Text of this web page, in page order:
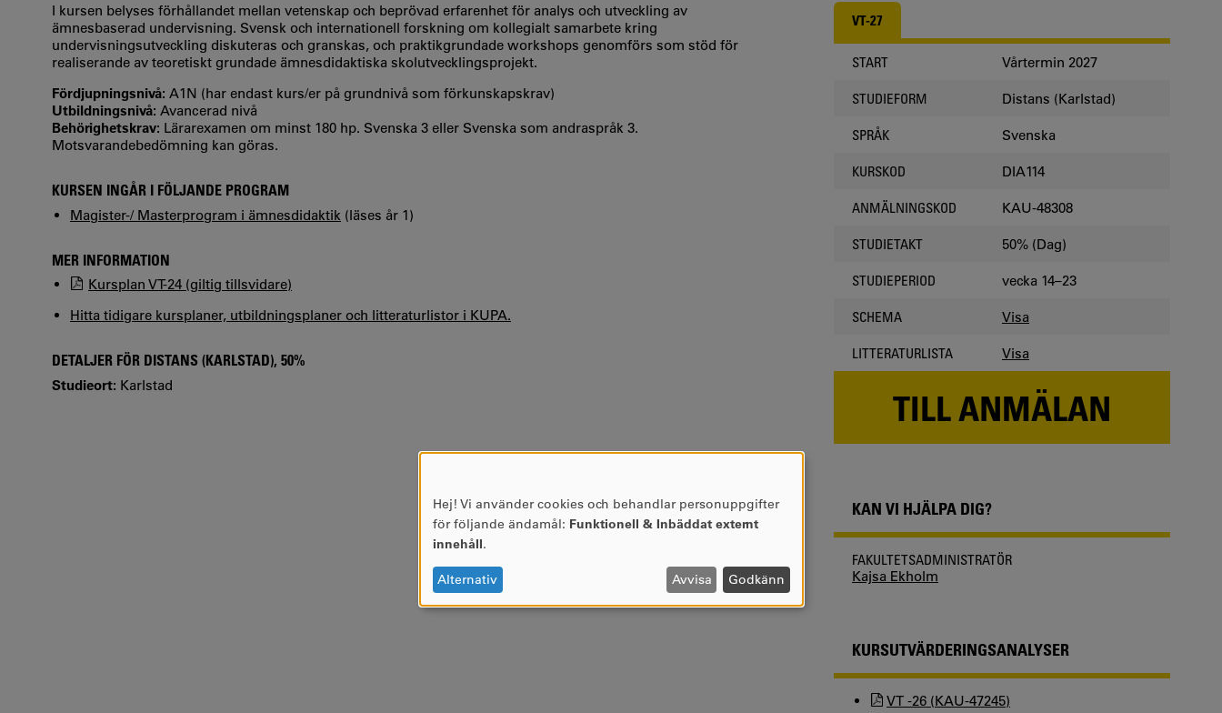
I kursen belyses förhållandet mellan vetenskap och beprövad erfarenhet för analys och utveckling av
ämnesbaserad undervisning. Svensk och internationell forskning om kollegialt samarbete kring
undervisningsutveckling diskuteras och granskas, och praktikgrundade workshops genomförs som stöd för
realiserande av teoretiskt grundade ämnesdidaktiska skolutvecklingsprojekt.
Fördjupningsnivå: A1N (har endast kurs/er på grundnivå som förkunskapskrav)
Utbildningsnivå: Avancerad nivå
Behörighetskrav: Lärarexamen om minst 180 hp. Svenska 3 eller Svenska som andraspråk 3.
Motsvarandebedömning kan göras.
KURSEN INGÅR I FÖLJANDE PROGRAM
Magister-/ Masterprogram i ämnesdidaktik (läses år 1)
MER INFORMATION
Kursplan VT-24 (giltig tillsvidare)
Hitta tidigare kursplaner, utbildningsplaner och litteraturlistor i KUPA.
DETALJER FÖR DISTANS (KARLSTAD), 50%
Studieort: Karlstad
VT-27
START Vårtermin 2027
STUDIEFORM Distans (Karlstad)
SPRÅK Svenska
KURSKOD DIA114
ANMÄLNINGSKOD KAU-48308
STUDIETAKT 50% (Dag)
STUDIEPERIOD vecka 14–23
SCHEMA Visa
LITTERATURLISTA Visa
TILL ANMÄLAN
KAN VI HJÄLPA DIG?
FAKULTETSADMINISTRATÖR
Kajsa Ekholm
KURSUTVÄRDERINGSANALYSER
VT -26 (KAU-47245)
ANVÄNDNING
AV
OCH
COOKIES
Hej! Vi använder cookies och behandlar personuppgifter
för följande ändamål: Funktionell & Inbäddat externt
innehåll.
Alternativ Avvisa Godkänn